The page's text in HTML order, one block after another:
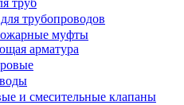
труб
трубопроводов
муфты
арматура
и смесительные клапаны